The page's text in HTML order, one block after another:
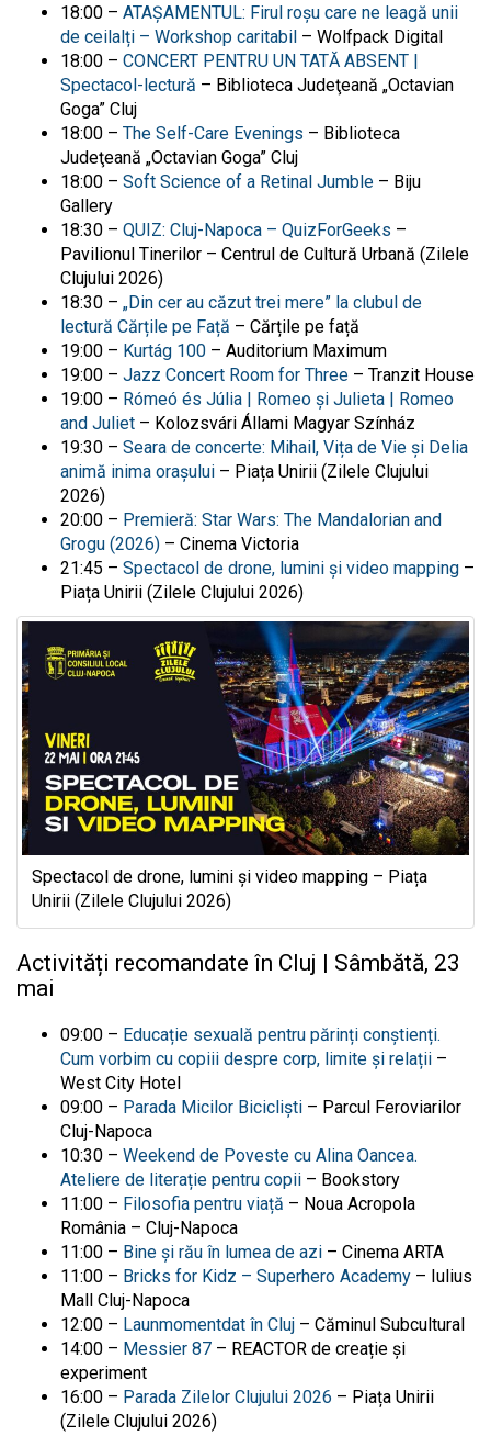
18:00 – ATAȘAMENTUL: Firul roșu care ne leagă unii
de ceilalți – Workshop caritabil – Wolfpack Digital
18:00 – CONCERT PENTRU UN TATĂ ABSENT |
Spectacol-lectură – Biblioteca Judeţeană „Octavian
Goga” Cluj
18:00 – The Self-Care Evenings – Biblioteca
Judeţeană „Octavian Goga” Cluj
18:00 – Soft Science of a Retinal Jumble – Biju
Gallery
18:30 – QUIZ: Cluj-Napoca – QuizForGeeks –
Pavilionul Tinerilor – Centrul de Cultură Urbană (Zilele
Clujului 2026)
18:30 – „Din cer au căzut trei mere” la clubul de
lectură Cărțile pe Față – Cărțile pe față
19:00 – Kurtág 100 – Auditorium Maximum
19:00 – Jazz Concert Room for Three – Tranzit House
19:00 – Rómeó és Júlia | Romeo și Julieta | Romeo
and Juliet – Kolozsvári Állami Magyar Színház
19:30 – Seara de concerte: Mihail, Vița de Vie și Delia
animă inima orașului – Piața Unirii (Zilele Clujului
2026)
20:00 – Premieră: Star Wars: The Mandalorian and
Grogu (2026) – Cinema Victoria
21:45 – Spectacol de drone, lumini și video mapping –
Piața Unirii (Zilele Clujului 2026)
Spectacol de drone, lumini și video mapping – Piața
Unirii (Zilele Clujului 2026)
Activități recomandate în Cluj | Sâmbătă, 23
mai
09:00 – Educație sexuală pentru părinți conștienți.
Cum vorbim cu copiii despre corp, limite și relații –
West City Hotel
09:00 – Parada Micilor Bicicliști – Parcul Feroviarilor
Cluj-Napoca
10:30 – Weekend de Poveste cu Alina Oancea.
Ateliere de literație pentru copii – Bookstory
11:00 – Filosofia pentru viață – Noua Acropola
România – Cluj-Napoca
11:00 – Bine și rău în lumea de azi – Cinema ARTA
11:00 – Bricks for Kidz – Superhero Academy – Iulius
Mall Cluj-Napoca
12:00 – Launmomentdat în Cluj – Căminul Subcultural
14:00 – Messier 87 – REACTOR de creație și
experiment
16:00 – Parada Zilelor Clujului 2026 – Piața Unirii
(Zilele Clujului 2026)